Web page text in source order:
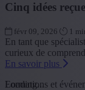
Cinq idées
févr 09, 2026 1
En tant que
curieux de
En savoir plus
Loading...
Formations et